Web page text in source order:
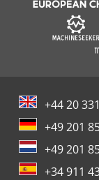
+44 20
+49 201
+49 201
+34 911